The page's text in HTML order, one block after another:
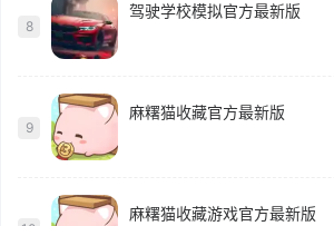
8
驾驶学校模拟官方最新版
9
麻糬猫收藏官方最新版
麻糬猫收藏游戏官方最新版